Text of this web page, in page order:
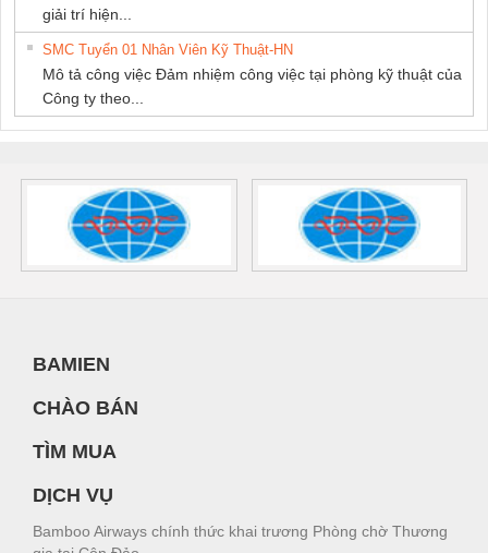
giải trí hiện...
SMC Tuyển 01 Nhân Viên Kỹ Thuật-HN
Mô tả công việc Đảm nhiệm công việc tại phòng kỹ thuật của
Công ty theo...
BAMIEN
CHÀO BÁN
TÌM MUA
DỊCH VỤ
Bamboo Airways chính thức khai trương Phòng chờ Thương